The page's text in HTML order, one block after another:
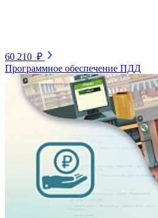
60 210 ₽
Программное обеспечение ПДД